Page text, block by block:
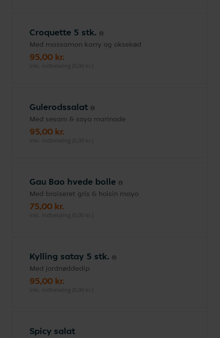
Croquette 5 stk.
Med massaman karry og oksekød
95,00 kr.
inkl. indbetaling (0,00 kr.)
Gulerodssalat
Med sesam & soya marinade
95,00 kr.
inkl. indbetaling (0,00 kr.)
Gau Bao hvede bolle
Med braiseret gris & hoisin mayo
75,00 kr.
inkl. indbetaling (0,00 kr.)
Kylling satay 5 stk.
Med jordnøddedip
95,00 kr.
inkl. indbetaling (0,00 kr.)
Spicy salat